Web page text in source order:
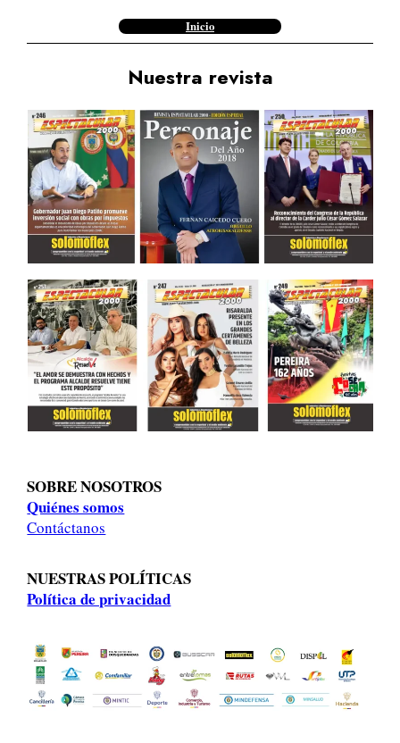
Inicio
Nuestra revista
SOBRE NOSOTROS
Quiénes somos
Contáctanos
NUESTRAS POLÍTICAS
Política de privacidad